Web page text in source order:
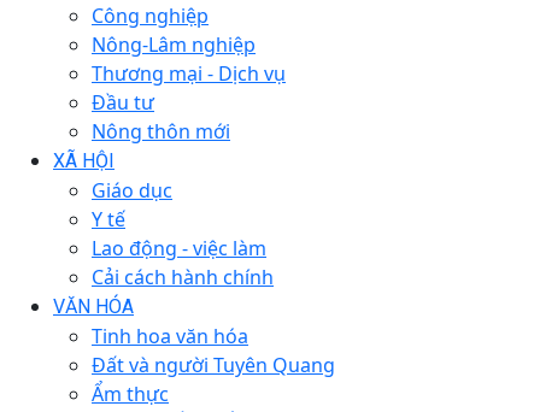
Công nghiệp
Nông-Lâm nghiệp
Thương mại - Dịch vụ
Đầu tư
Nông thôn mới
XÃ HỘI
Giáo dục
Y tế
Lao động - việc làm
Cải cách hành chính
VĂN HÓA
Tinh hoa văn hóa
Đất và người Tuyên Quang
Ẩm thực